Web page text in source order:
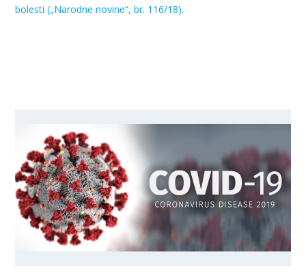
bolesti („Narodne novine“, br. 116/18).